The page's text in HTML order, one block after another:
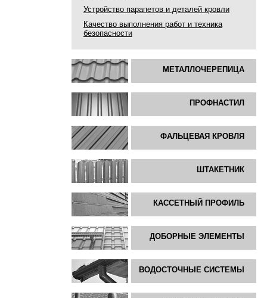
Устройство парапетов и деталей кровли
Качество выполнения работ и техника
безопасности
МЕТАЛЛОЧЕРЕПИЦА
ПРОФНАСТИЛ
ФАЛЬЦЕВАЯ КРОВЛЯ
ШТАКЕТНИК
КАССЕТНЫЙ ПРОФИЛЬ
ДОБОРНЫЕ ЭЛЕМЕНТЫ
ВОДОСТОЧНЫЕ СИСТЕМЫ